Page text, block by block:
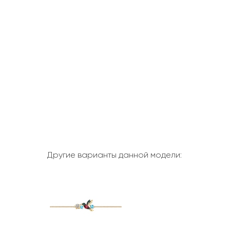
Другие варианты данной модели: